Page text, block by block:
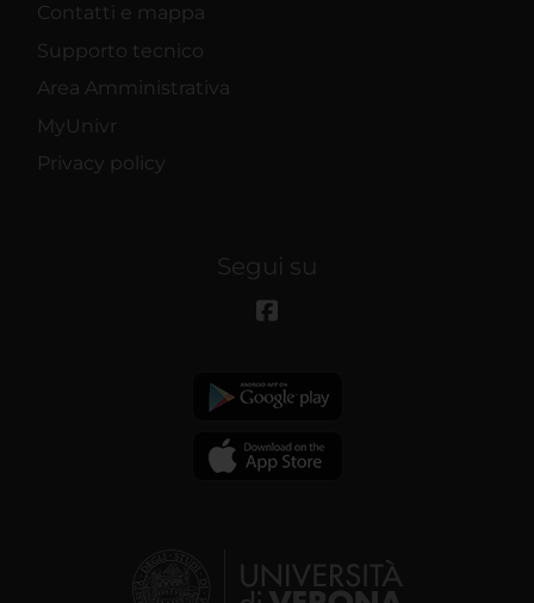
Contatti e mappa
Supporto tecnico
Area Amministrativa
MyUnivr
Privacy policy
Segui su